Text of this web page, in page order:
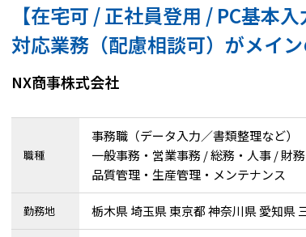
【在宅可 / 正社員登用 / PC基本
対応業務（配慮相談可）がメイン
NX商事株式会社
職種
事務職（データ入力／書類整理など）
一般事務・営業事務 / 総務・人事 / 財
品質管理・生産管理・メンテナンス
勤務地 栃木県 埼玉県 東京都 神奈川県 愛知県